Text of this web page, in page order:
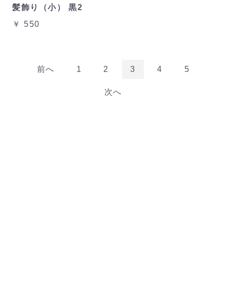
髪飾り（小） 黒2
￥ 550
前へ 1 2 3 4 5
次へ